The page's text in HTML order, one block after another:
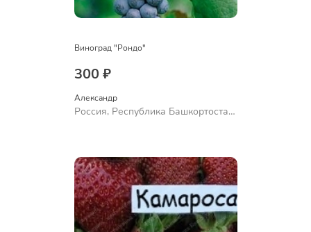
Виноград "Рондо"
300 ₽
Александр
Россия, Республика Башкортостан,